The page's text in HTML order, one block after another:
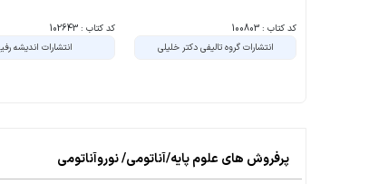
کد کتاب : 100803
انتشارات گروه تالیفی دکتر خلیلی
کد کتاب : 102643
انتشارات اندیشه
پرفروش های علوم پایه/آناتومی/ نوروآناتومی